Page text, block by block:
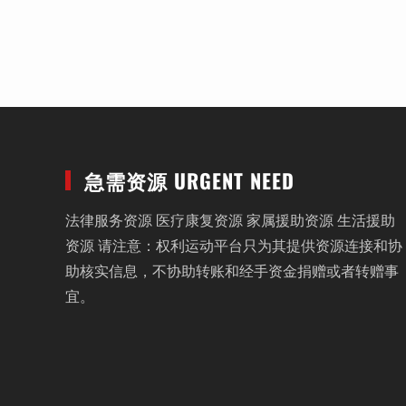
急需资源 URGENT NEED
法律服务资源 医疗康复资源 家属援助资源 生活援助
资源 请注意：权利运动平台只为其提供资源连接和协
助核实信息，不协助转账和经手资金捐赠或者转赠事
宜。